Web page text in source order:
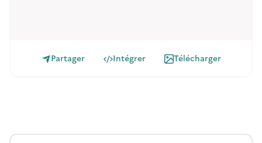
Partager Intégrer Télécharger